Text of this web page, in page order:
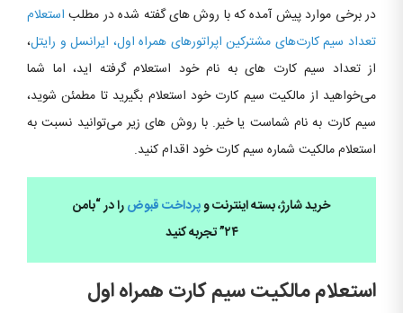
در برخی موارد پیش آمده که با روش های گفته شده در مطلب استعلام
تعداد سیم کارت‌های مشترکین اپراتورهای همراه اول، ایرانسل و رایتل،
از تعداد سیم کارت های به نام خود استعلام گرفته اید، اما شما
می‌خواهید از مالکیت سیم کارت خود استعلام بگیرید تا مطمئن شوید،
سیم کارت به نام شماست یا خیر. با روش های زیر می‌توانید نسبت به
استعلام مالکیت شماره سیم کارت خود اقدام کنید.
خرید شارژ، بسته اینترنت وپرداخت قبوضرا در “بامن
۲۴” تجربه کنید
استعلام مالکیت سیم کارت همراه اول